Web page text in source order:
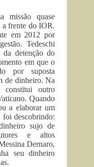
missão quase
a frente do IOR.
em 2012 por
Tedeschi
detenção do
em que o
por suposta
de dinheiro. Na
constitui outro
Quando
a elaborar um
foi descobrindo:
sujo de
e altos
Dernaro,
seu dinheiro